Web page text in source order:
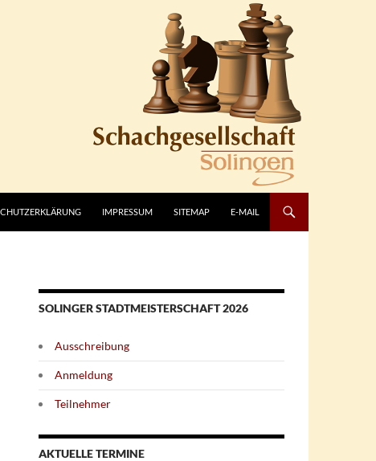
IMPRESSUM SITEMAP E-MAIL
SOLINGER STADTMEISTERSCHAFT 2026
Ausschreibung
Anmeldung
Teilnehmer
AKTUELLE TERMINE